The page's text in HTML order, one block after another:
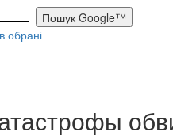
обрані